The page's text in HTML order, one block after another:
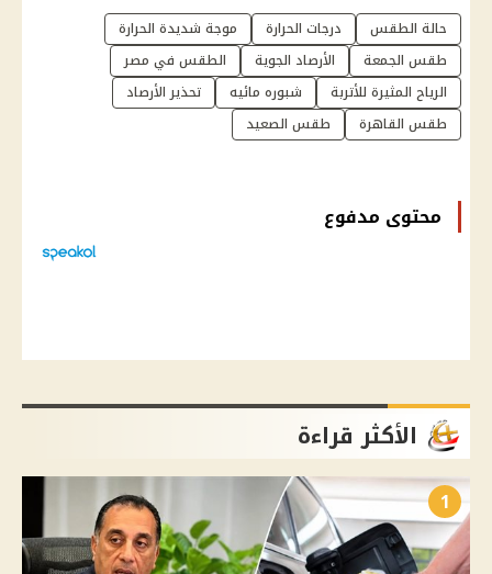
حالة الطقس درجات الحرارة
موجة شديدة الحرارة
طقس الجمعة
الأرصاد الجوية
الطقس في مصر
الرياح المثيرة للأتربة
شبوره مائيه
تحذير الأرصاد
طقس القاهرة
طقس الصعيد
محتوى مدفوع
الأكثر قراءة
1